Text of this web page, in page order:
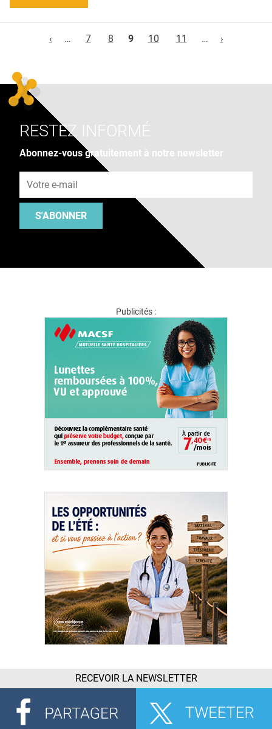
‹
… 7 8 9 10 11 … ›
RESTEZ INFORMÉ
Abonnez-vous gratuitement à notre newsletter
S'ABONNER
Publicités :
RECEVOIR LA NEWSLETTER